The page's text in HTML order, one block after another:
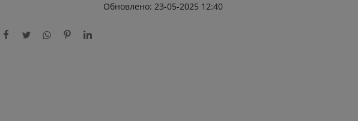
Обновлено: 23-05-2025 12:40